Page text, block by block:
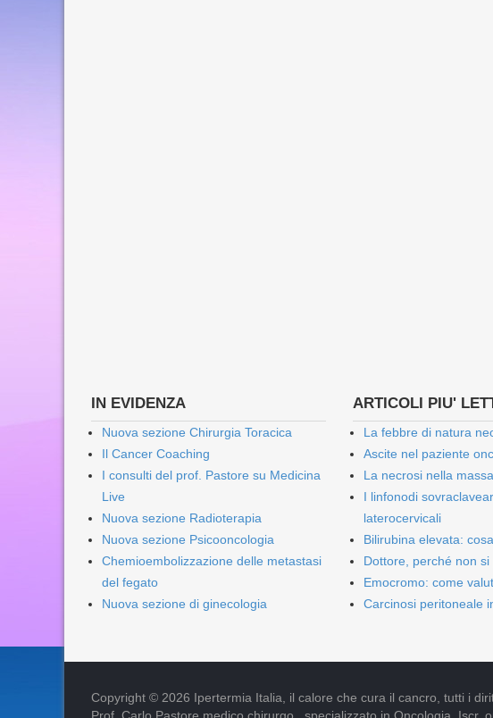
IN EVIDENZA
Nuova sezione Chirurgia Toracica
Il Cancer Coaching
I consulti del prof. Pastore su Medicina
Live
Nuova sezione Radioterapia
Nuova sezione Psicooncologia
Chemioembolizzazione delle metastasi
del fegato
Nuova sezione di ginecologia
ARTICOLI PIU'
La febbre di natura
Ascite nel paziente
La necrosi nella
I linfonodi
laterocervicali
Bilirubina elevata:
Dottore, perché non
Emocromo: come
Carcinosi peritoneale
Copyright © 2026 Ipertermia Italia, il calore che cura il cancro, tutti i